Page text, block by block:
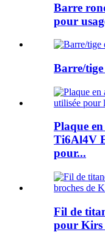
Barre
pour
Barre/
Plaque
Ti6Al4V
pour...
Fil de
pour Kirs